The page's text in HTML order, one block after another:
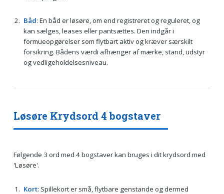
Båd: En båd er løsøre, om end registreret og reguleret, og
kan sælges, leases eller pantsættes. Den indgår i
formueopgørelser som flytbart aktiv og kræver særskilt
forsikring. Bådens værdi afhænger af mærke, stand, udstyr
og vedligeholdelsesniveau.
Løsøre Krydsord 4 bogstaver
Følgende 3 ord med 4 bogstaver kan bruges i dit krydsord med
'Løsøre'.
Kort: Spillekort er små, flytbare genstande og dermed